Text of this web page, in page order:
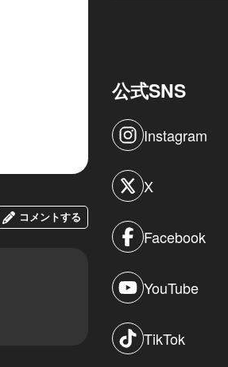
コメントする
公式SNS
Instagram
X
Facebook
YouTube
TikTok